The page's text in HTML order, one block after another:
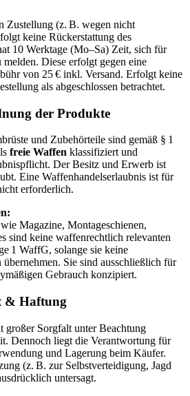
Zustellung (z. B. wegen nicht
keine Rückerstattung des
10 Werktage (Mo–Sa) Zeit, sich für
Diese erfolgt gegen eine
von 25 € inkl. Versand. Erfolgt keine
als abgeschlossen betrachtet.
der Produkte
und Zubehörteile sind gemäß § 1
freie Waffen klassifiziert und
Der Besitz und Erwerb ist
Eine Waffenhandelserlaubnis ist für
erforderlich.
Magazine, Montageschienen,
sind keine waffenrechtlich relevanten
1 WaffG, solange sie keine
Sie sind ausschließlich für
Gebrauch konzipiert.
& Haftung
Sorgfalt unter Beachtung
Dennoch liegt die Verantwortung für
und Lagerung beim Käufer.
(z. B. zur Selbstverteidigung, Jagd
untersagt.